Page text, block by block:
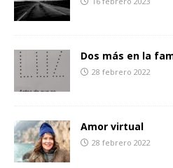
Dos más en la
28 febrero 2022
Amor virtual
28 febrero 2022